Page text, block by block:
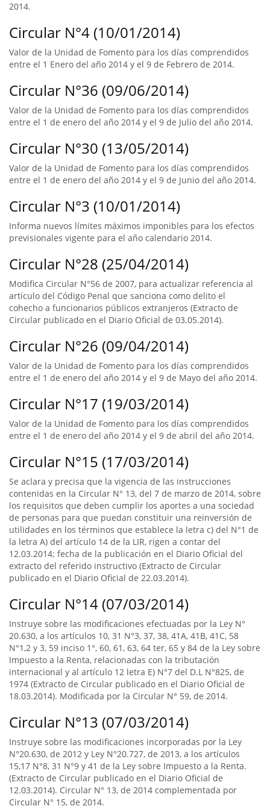
2014.
Circular N°4 (10/01/2014)
Valor de la Unidad de Fomento para los días comprendidos
entre el 1 Enero del año 2014 y el 9 de Febrero de 2014.
Circular N°36 (09/06/2014)
Valor de la Unidad de Fomento para los días comprendidos
entre el 1 de enero del año 2014 y el 9 de Julio del año 2014.
Circular N°30 (13/05/2014)
Valor de la Unidad de Fomento para los días comprendidos
entre el 1 de enero del año 2014 y el 9 de Junio del año 2014.
Circular N°3 (10/01/2014)
Informa nuevos límites máximos imponibles para los efectos
previsionales vigente para el año calendario 2014.
Circular N°28 (25/04/2014)
Modifica Circular N°56 de 2007, para actualizar referencia al
artículo del Código Penal que sanciona como delito el
cohecho a funcionarios públicos extranjeros (Extracto de
Circular publicado en el Diario Oficial de 03.05.2014).
Circular N°26 (09/04/2014)
Valor de la Unidad de Fomento para los días comprendidos
entre el 1 de enero del año 2014 y el 9 de Mayo del año 2014.
Circular N°17 (19/03/2014)
Valor de la Unidad de Fomento para los días comprendidos
entre el 1 de enero del año 2014 y el 9 de abril del año 2014.
Circular N°15 (17/03/2014)
Se aclara y precisa que la vigencia de las instrucciones
contenidas en la Circular N° 13, del 7 de marzo de 2014, sobre
los requisitos que deben cumplir los aportes a una sociedad
de personas para que puedan constituir una reinversión de
utilidades en los términos que establece la letra c) del N°1 de
la letra A) del artículo 14 de la LIR, rigen a contar del
12.03.2014; fecha de la publicación en el Diario Oficial del
extracto del referido instructivo (Extracto de Circular
publicado en el Diario Oficial de 22.03.2014).
Circular N°14 (07/03/2014)
Instruye sobre las modificaciones efectuadas por la Ley N°
20.630, a los artículos 10, 31 N°3, 37, 38, 41A, 41B, 41C, 58
N°1,2 y 3, 59 inciso 1°, 60, 61, 63, 64 ter, 65 y 84 de la Ley sobre
Impuesto a la Renta, relacionadas con la tributación
internacional y al artículo 12 letra E) N°7 del D.L N°825, de
1974 (Extracto de Circular publicado en el Diario Oficial de
18.03.2014). Modificada por la Circular N° 59, de 2014.
Circular N°13 (07/03/2014)
Instruye sobre las modificaciones incorporadas por la Ley
N°20.630, de 2012 y Ley N°20.727, de 2013, a los artículos
15,17 N°8, 31 N°9 y 41 de la Ley sobre Impuesto a la Renta.
(Extracto de Circular publicado en el Diario Oficial de
12.03.2014). Circular N° 13, de 2014 complementada por
Circular N° 15, de 2014.